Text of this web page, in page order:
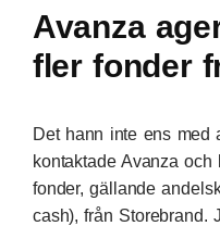
Avanza
fler fonder
Det hann inte ens
kontaktade Avanza
fonder, gällande
cash), från Storebrand.